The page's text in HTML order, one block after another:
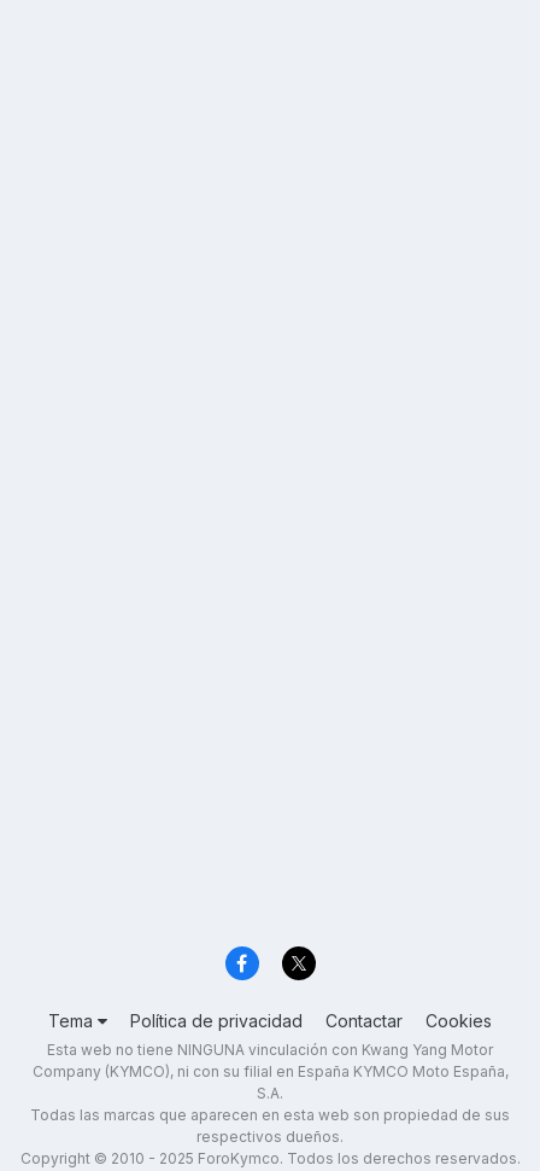
Tema Política de privacidad Contactar Cookies
Esta web no tiene NINGUNA vinculación con Kwang Yang Motor
Company (KYMCO), ni con su filial en España KYMCO Moto España,
S.A.
Todas las marcas que aparecen en esta web son propiedad de sus
respectivos dueños.
Copyright © 2010 - 2025 ForoKymco. Todos los derechos reservados.